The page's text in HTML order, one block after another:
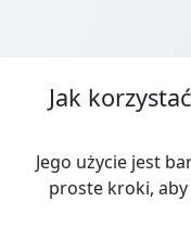
Jak
Jego użycie jest
proste kroki,